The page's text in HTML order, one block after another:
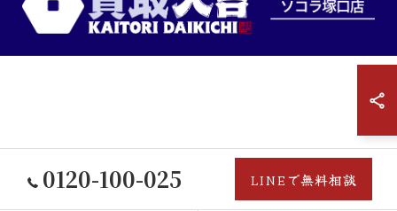
0120-100-025 LINEで無料相談